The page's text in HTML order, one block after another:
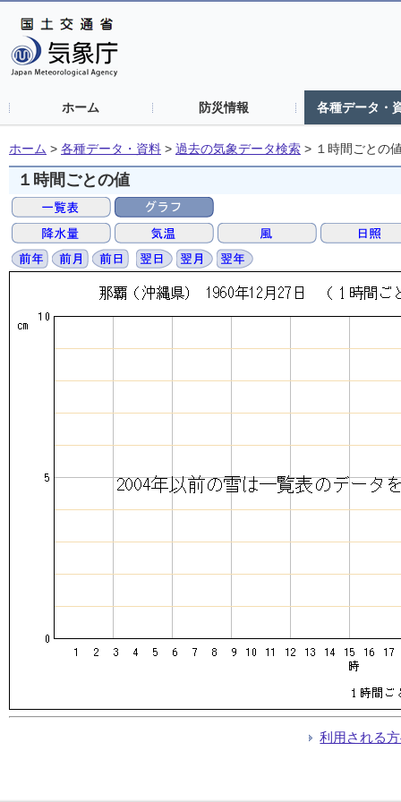
ホーム 防災情報 各種データ・
ホーム > 各種データ・資料 > 過去の気象データ検索 > １時間ごとの
１時間ごとの値
利用される